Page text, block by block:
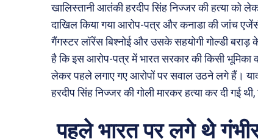
खालिस्तानी आतंकी हरदीप सिंह निज्जर की हत्या को
दाखिल किया गया आरोप-पत्र और कनाडा की जांच
गैंगस्टर लॉरेंस बिश्नोई और उसके सहयोगी गोल्डी
है कि इस आरोप-पत्र में भारत सरकार की किसी
लेकर पहले लगाए गए आरोपों पर सवाल उठने लगे हैं।
हरदीप सिंह निज्जर की गोली मारकर हत्या कर दी गई
पहले भारत पर लगे थे